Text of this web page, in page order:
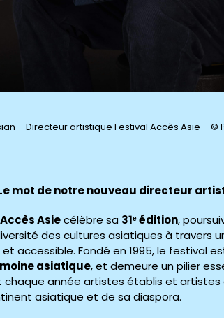
– Directeur artistique Festival Accès Asie – ©
mot de notre nouveau directeur
Asiecélèbre sa 31ᵉ édition,
des cultures asiatiques à travers
accessible. Fondé en 1995, le festival
asiatique, et demeure un pilier
chaque année artistes établis et artistes
asiatique et de sa diaspora.